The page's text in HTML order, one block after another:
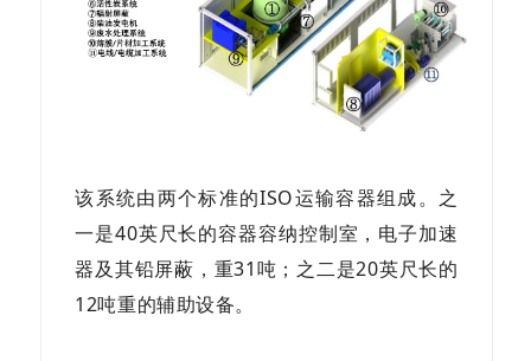
该系统由两个标准的ISO运输容器组成。之
一是40英尺长的容器容纳控制室，电子加速
器及其铅屏蔽，重31吨；之二是20英尺长的
12吨重的辅助设备。